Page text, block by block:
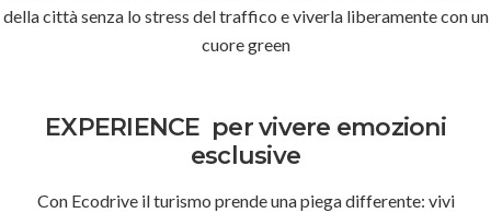
della città senza lo stress del traffico e viverla liberamente con un
cuore green
EXPERIENCE per vivere emozioni
esclusive
Con Ecodrive il turismo prende una piega differente: vivi